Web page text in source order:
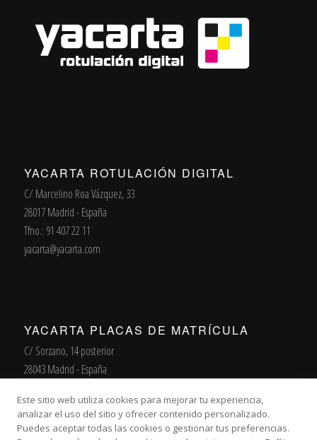
YACARTA ROTULACIÓN DIGITAL
C/ Marcelino Roa Vázquez, 33
28017 Madrid - España
Tfno.: 91 407 22 11
yacarta@yacarta.com
YACARTA PLACAS DE MATRÍCULA
C/ Sorzano, 14 posterior
28043 Madrid - España
matriculas@yacarta.com
Este sitio web utiliza cookies para mejorar tu experiencia,
analizar el uso del sitio y ofrecer contenido personalizado.
Puedes aceptar todas las cookies o gestionar tus preferencias.